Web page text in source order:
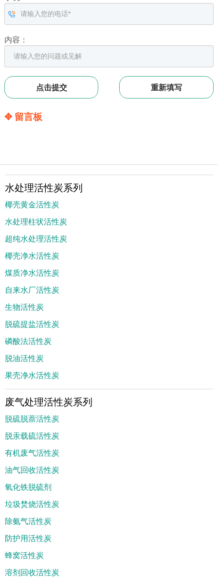
内容：
✥ 留言板
水处理活性炭系列
椰壳黄金活性炭
水处理柱状活性炭
超纯水处理活性炭
椰壳净水活性炭
煤质净水活性炭
自来水厂活性炭
生物活性炭
脱硫提盐活性炭
磷酸法活性炭
脱油活性炭
果壳净水活性炭
废气处理活性炭系列
脱硫脱萘活性炭
脱汞载硫活性炭
有机废气活性炭
油气回收活性炭
氧化铁脱硫剂
垃圾焚烧活性炭
除氨气活性炭
防护用活性炭
蜂窝活性炭
溶剂回收活性炭